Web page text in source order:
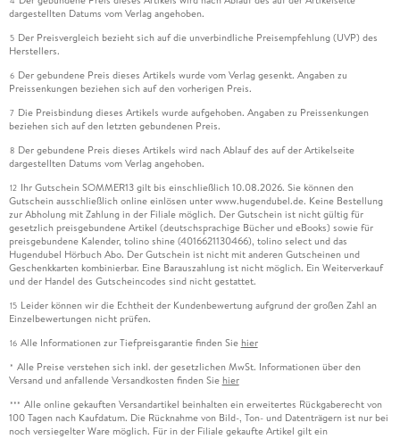
dargestellten Datums vom Verlag angehoben.
5 Der Preisvergleich bezieht sich auf die unverbindliche Preisempfehlung (UVP) des
Herstellers.
6 Der gebundene Preis dieses Artikels wurde vom Verlag gesenkt. Angaben zu
Preissenkungen beziehen sich auf den vorherigen Preis.
7 Die Preisbindung dieses Artikels wurde aufgehoben. Angaben zu Preissenkungen
beziehen sich auf den letzten gebundenen Preis.
8 Der gebundene Preis dieses Artikels wird nach Ablauf des auf der Artikelseite
dargestellten Datums vom Verlag angehoben.
12 Ihr Gutschein SOMMER13 gilt bis einschließlich 10.08.2026. Sie können den
Gutschein ausschließlich online einlösen unter www.hugendubel.de. Keine Bestellung
zur Abholung mit Zahlung in der Filiale möglich. Der Gutschein ist nicht gültig für
gesetzlich preisgebundene Artikel (deutschsprachige Bücher und eBooks) sowie für
preisgebundene Kalender, tolino shine (4016621130466), tolino select und das
Hugendubel Hörbuch Abo. Der Gutschein ist nicht mit anderen Gutscheinen und
Geschenkkarten kombinierbar. Eine Barauszahlung ist nicht möglich. Ein Weiterverkauf
und der Handel des Gutscheincodes sind nicht gestattet.
15 Leider können wir die Echtheit der Kundenbewertung aufgrund der großen Zahl an
Einzelbewertungen nicht prüfen.
16 Alle Informationen zur Tiefpreisgarantie finden Sie hier
* Alle Preise verstehen sich inkl. der gesetzlichen MwSt. Informationen über den
Versand und anfallende Versandkosten finden Sie hier
*** Alle online gekauften Versandartikel beinhalten ein erweitertes Rückgaberecht von
100 Tagen nach Kaufdatum. Die Rücknahme von Bild-, Ton- und Datenträgern ist nur bei
noch versiegelter Ware möglich. Für in der Filiale gekaufte Artikel gilt ein